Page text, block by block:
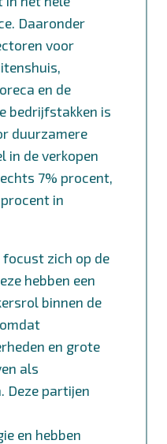
Daaronder
voor
en de
bedrijfstakken is
duurzamere
in de verkopen
7% procent,
in
focust zich op de
hebben een
binnen de
en grote
als
Deze partijen
en hebben